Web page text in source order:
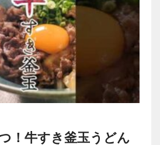
！牛すき釜玉うどん